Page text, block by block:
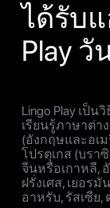
ได้รับ
Play วั
Lingo Play เป็
เรียนรู้ภาษาต่า
(อังกฤษและอเม
โปรตุเกส (บรา
จีนหรือเกาหลี,
ฝรั่งเศส, เยอร
อาหรับ, รัสเซีย